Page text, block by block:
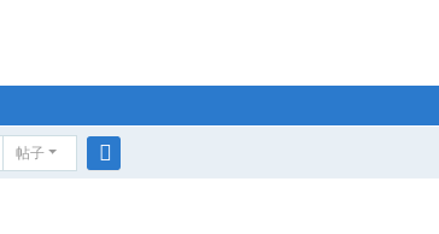
帖子